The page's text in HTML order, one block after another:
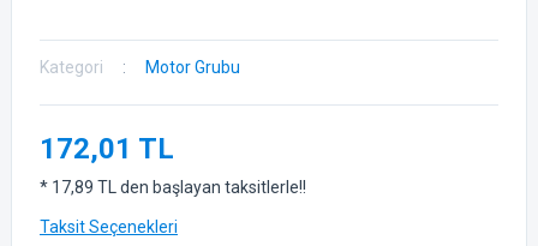
Kategori Motor Grubu
172,01 TL
* 17,89 TL den başlayan taksitlerle!!
Taksit Seçenekleri